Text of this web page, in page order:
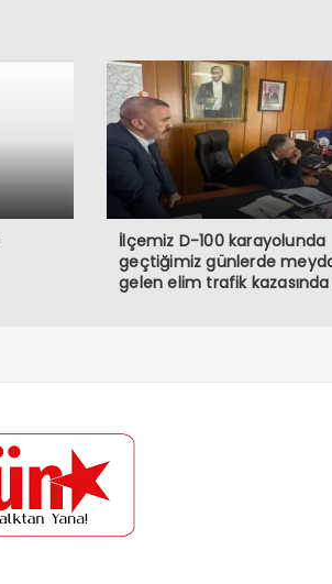
İlçemiz D-100 karayolunda
geçtiğimiz günlerde
gelen elim trafik kazasında